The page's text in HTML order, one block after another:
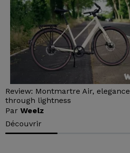
Review: Montmartre Air, elegance
through lightness
ParWeelz
Découvrir